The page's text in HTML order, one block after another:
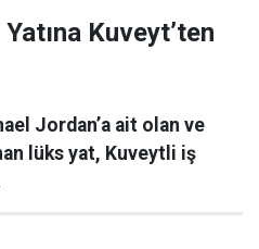
Kuveyt’ten
Jordan’a ait olan ve
lüks yat, Kuveytli iş